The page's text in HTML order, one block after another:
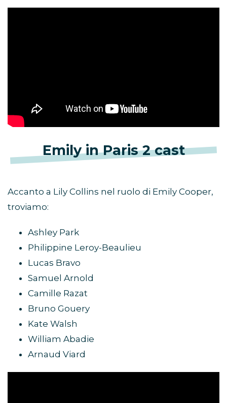
Emily in Paris 2 cast
Accanto a Lily Collins nel ruolo di Emily Cooper,
troviamo:
Ashley Park
Philippine Leroy-Beaulieu
Lucas Bravo
Samuel Arnold
Camille Razat
Bruno Gouery
Kate Walsh
William Abadie
Arnaud Viard